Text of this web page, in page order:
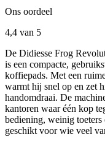
Ons oordeel
4,4 van 5
De Didiesse Frog
is een compacte,
koffiepads. Met een
warmt hij snel op en zet
handomdraai. De
kantoren waar één kop
bediening, weinig
geschikt voor wie veel